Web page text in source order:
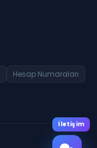
Hesap Numaraları
İletişim